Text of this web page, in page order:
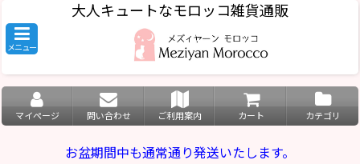
大人キュートなモロッコ雑貨通販
メニュー
マイページ 問い合わせ ご利用案内 カート カテゴリ
お盆期間中も通常通り発送いたします。